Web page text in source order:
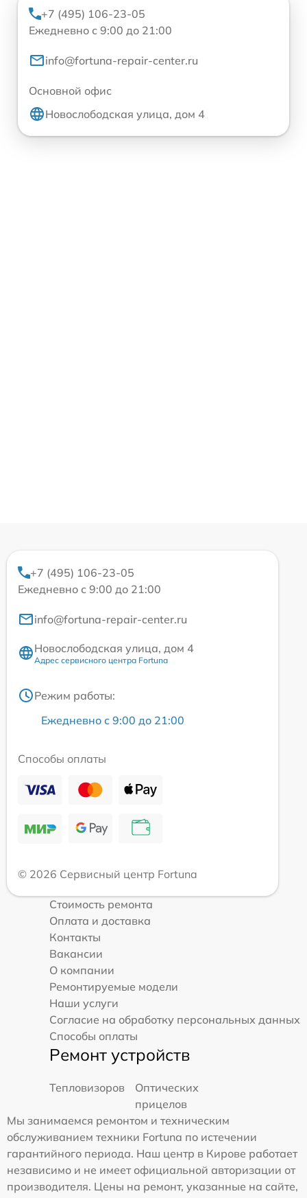
+7 (495) 106-23-05
Ежедневно с 9:00 до 21:00
info@fortuna-repair-center.ru
Основной офис
Новослободская улица, дом 4
+7 (495) 106-23-05
Ежедневно с 9:00 до 21:00
info@fortuna-repair-center.ru
Новослободская улица, дом 4
Адрес сервисного центра Fortuna
Режим работы:
Ежедневно с 9:00 до 21:00
Способы оплаты
© 2026 Сервисный центр Fortuna
Стоимость ремонта
Оплата и доставка
Контакты
Вакансии
О компании
Ремонтируемые модели
Наши услуги
Согласие на обработку персональных данных
Способы оплаты
Ремонт устройств
Тепловизоров
Оптических
прицелов
Мы занимаемся ремонтом и техническим
обслуживанием техники Fortuna по истечении
гарантийного периода. Наш центр в Кирове работает
независимо и не имеет официальной авторизации от
производителя. Цены на ремонт, указанные на сайте,